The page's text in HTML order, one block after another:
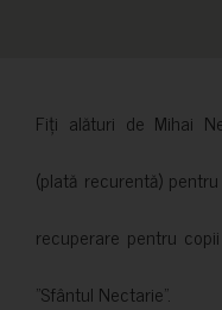
Fiți alături de Mihai
(plată recurentă)
recuperare pentru
”Sfântul Nectarie”.